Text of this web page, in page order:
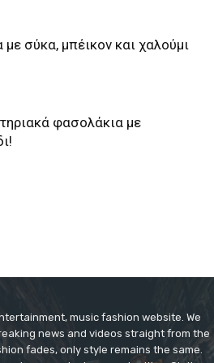
σύκα, μπέικον και χαλούμι
φασολάκια με
music fashion website. We
news and videos straight from the
fades, only style remains the same.